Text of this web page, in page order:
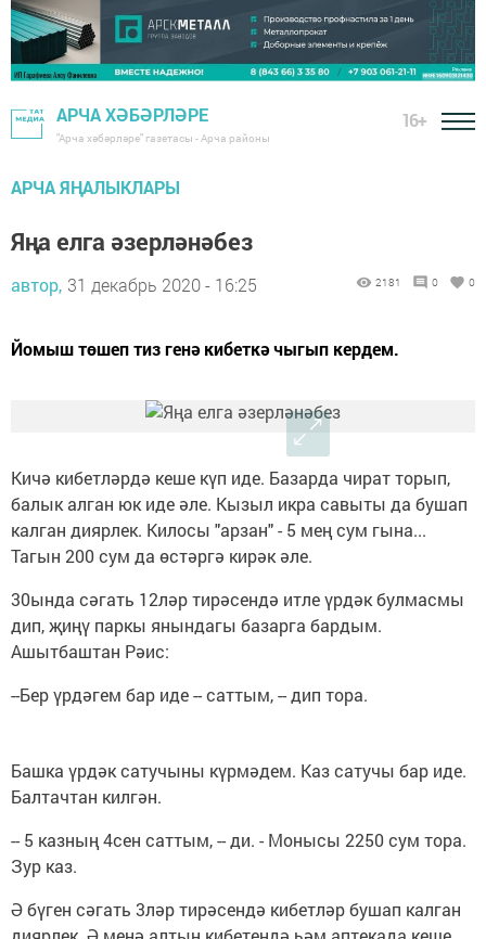
АРЧА ХӘБӘРЛӘРЕ
"Арча хәбәрләре" газетасы - Арча районы
16+
АРЧА ЯҢАЛЫКЛАРЫ
Яңа елга әзерләнәбез
автор, 31 декабрь 2020 - 16:25 2181 0 0
Йомыш төшеп тиз генә кибеткә чыгып кердем.
Кичә кибетләрдә кеше күп иде. Базарда чират торып,
балык алган юк иде әле. Кызыл икра савыты да бушап
калган диярлек. Килосы "арзан" - 5 мең сум гына...
Тагын 200 сум да өстәргә кирәк әле.
30ында сәгать 12ләр тирәсендә итле үрдәк булмасмы
дип, җиңү паркы янындагы базарга бардым.
Ашытбаштан Рәис:
--Бер үрдәгем бар иде -- саттым, -- дип тора.
Башка үрдәк сатучыны күрмәдем. Каз сатучы бар иде.
Балтачтан килгән.
-- 5 казның 4сен саттым, -- ди. - Монысы 2250 сум тора.
Зур каз.
Ә бүген сәгать 3ләр тирәсендә кибетләр бушап калган